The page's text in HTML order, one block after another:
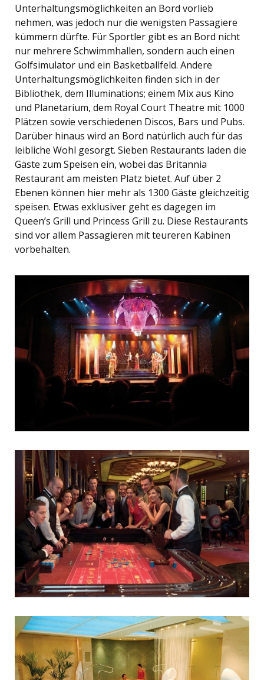
Unterhaltungsmöglichkeiten an Bord vorlieb
nehmen, was jedoch nur die wenigsten Passagiere
kümmern dürfte. Für Sportler gibt es an Bord nicht
nur mehrere Schwimmhallen, sondern auch einen
Golfsimulator und ein Basketballfeld. Andere
Unterhaltungsmöglichkeiten finden sich in der
Bibliothek, dem Illuminations; einem Mix aus Kino
und Planetarium, dem Royal Court Theatre mit 1000
Plätzen sowie verschiedenen Discos, Bars und Pubs.
Darüber hinaus wird an Bord natürlich auch für das
leibliche Wohl gesorgt. Sieben Restaurants laden die
Gäste zum Speisen ein, wobei das Britannia
Restaurant am meisten Platz bietet. Auf über 2
Ebenen können hier mehr als 1300 Gäste gleichzeitig
speisen. Etwas exklusiver geht es dagegen im
Queen’s Grill und Princess Grill zu. Diese Restaurants
sind vor allem Passagieren mit teureren Kabinen
vorbehalten.